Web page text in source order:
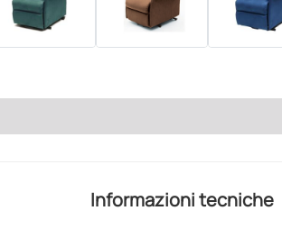
Informazioni tecniche